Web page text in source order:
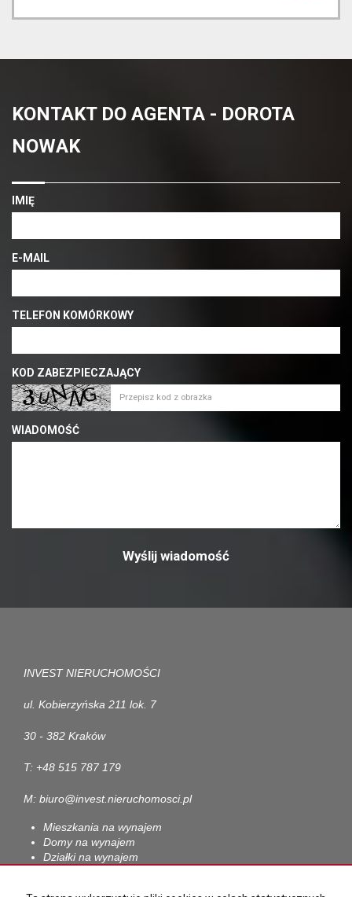
KONTAKT DO AGENTA - DOROTA
NOWAK
IMIĘ
E-MAIL
TELEFON KOMÓRKOWY
KOD ZABEZPIECZAJĄCY
WIADOMOŚĆ
INVEST NIERUCHOMOŚCI
ul. Kobierzyńska 211 lok. 7
30 - 382 Kraków
T: +48 515 787 179
M: biuro@invest.nieruchomosci.pl
Mieszkania na wynajem
Domy na wynajem
Działki na wynajem